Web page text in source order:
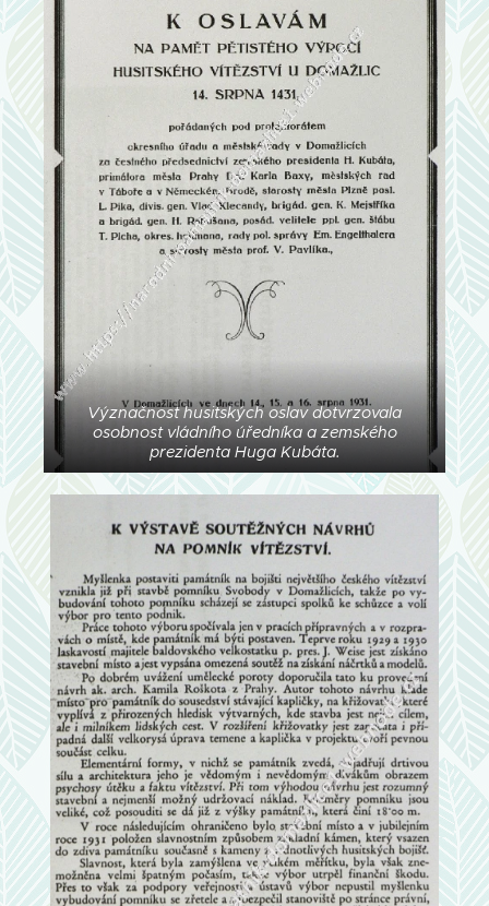
Význačnost husitských oslav dotvrzovala
osobnost vládního úředníka a zemského
prezidenta Huga Kubáta.